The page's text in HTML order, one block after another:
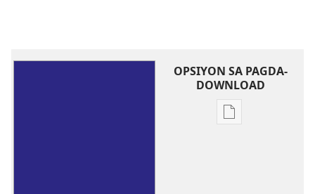
OPSIYON SA PAGDA-
DOWNLOAD
Opsiyon